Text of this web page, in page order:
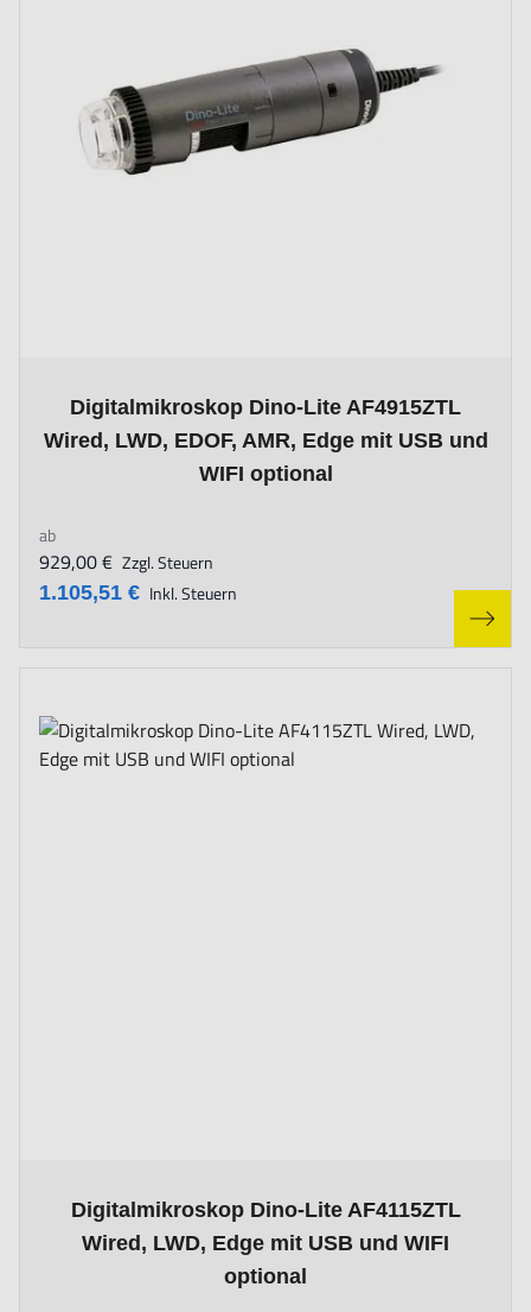
Digitalmikroskop Dino-Lite AF4915ZTL
Wired, LWD, EDOF, AMR, Edge mit USB und
WIFI optional
The price depends on the options chosen on the product page
ab
1.105,51 € Inkl. Steuern
929,00 € Zzgl. Steuern
Digitalmikroskop Dino-Lite AF4115ZTL
Wired, LWD, Edge mit USB und WIFI
optional
The price depends on the options chosen on the product page